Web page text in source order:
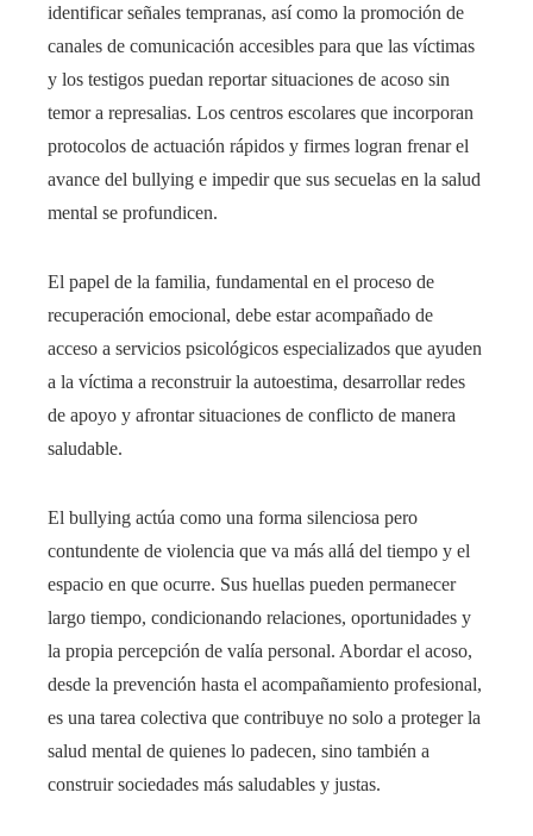
identificar señales tempranas, así como la promoción de
canales de comunicación accesibles para que las víctimas
y los testigos puedan reportar situaciones de acoso sin
temor a represalias. Los centros escolares que incorporan
protocolos de actuación rápidos y firmes logran frenar el
avance del bullying e impedir que sus secuelas en la salud
mental se profundicen.
El papel de la familia, fundamental en el proceso de
recuperación emocional, debe estar acompañado de
acceso a servicios psicológicos especializados que ayuden
a la víctima a reconstruir la autoestima, desarrollar redes
de apoyo y afrontar situaciones de conflicto de manera
saludable.
El bullying actúa como una forma silenciosa pero
contundente de violencia que va más allá del tiempo y el
espacio en que ocurre. Sus huellas pueden permanecer
largo tiempo, condicionando relaciones, oportunidades y
la propia percepción de valía personal. Abordar el acoso,
desde la prevención hasta el acompañamiento profesional,
es una tarea colectiva que contribuye no solo a proteger la
salud mental de quienes lo padecen, sino también a
construir sociedades más saludables y justas.